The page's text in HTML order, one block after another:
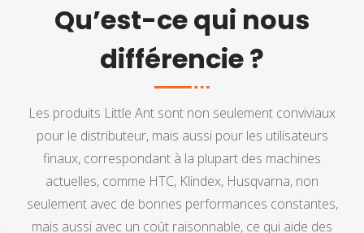
Qu’est-ce qui nous
différencie ?
Les produits Little Ant sont non seulement conviviaux
pour le distributeur, mais aussi pour les utilisateurs
finaux, correspondant à la plupart des machines
actuelles, comme HTC, Klindex, Husqvarna, non
seulement avec de bonnes performances constantes,
mais aussi avec un coût raisonnable, ce qui aide des